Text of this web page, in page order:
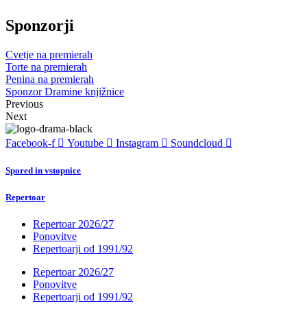
Sponzorji
Cvetje na premierah
Torte na premierah
Penina na premierah
Sponzor Dramine knjižnice
Previous
Next
Facebook-f Youtube Instagram Soundcloud
Spored in vstopnice
Repertoar
Repertoar 2026/27
Ponovitve
Repertoarji od 1991/92
Repertoar 2026/27
Ponovitve
Repertoarji od 1991/92